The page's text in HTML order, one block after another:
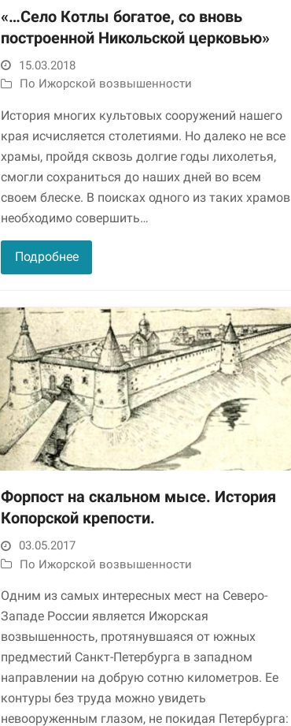
«…Село Котлы богатое, со вновь
построенной Никольской церковью»
15.03.2018
По Ижорской возвышенности
История многих культовых сооружений нашего
края исчисляется столетиями. Но далеко не все
храмы, пройдя сквозь долгие годы лихолетья,
смогли сохраниться до наших дней во всем
своем блеске. В поисках одного из таких храмов
необходимо совершить…
Подробнее
Форпост на скальном мысе. История
Копорской крепости.
03.05.2017
По Ижорской возвышенности
Одним из самых интересных мест на Северо-
Западе России является Ижорская
возвышенность, протянувшаяся от южных
предместий Санкт-Петербурга в западном
направлении на добрую сотню километров. Ее
контуры без труда можно увидеть
невооруженным глазом, не покидая Петербурга: